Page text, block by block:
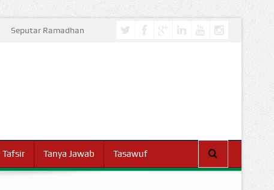
Seputar Ramadhan
Tafsir Tanya Jawab Tasawuf